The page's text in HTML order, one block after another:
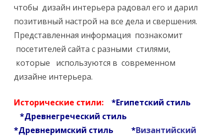
з
а
н
е
чтобы дизайн интерьера радовал его и дарил
позитивный настрой на все дела и свершения.
Представленная информация познакомит
посетителей сайта с разными стилями,
которые используются в современном
дизайне интерьера.
Исторические стили: *Египетский стиль
*Древнегреческий стиль
*Древнеримский стиль *Византийский